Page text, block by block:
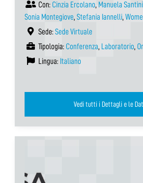
Con: Cinzia Ercolano, Manuela Santini
Sonia Montegiove, Stefania Iannelli,
Sede: Sede Virtuale
Tipologia: Conferenza, Laboratorio,
Lingua: Italiano
Vedi tutti i